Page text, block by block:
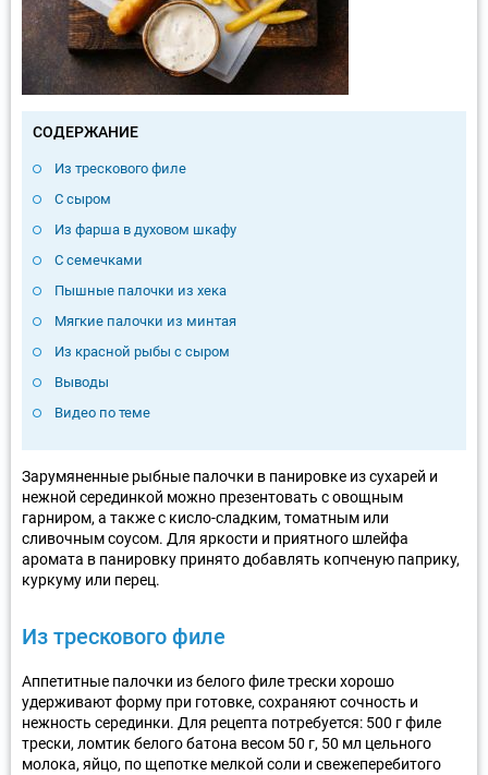
СОДЕРЖАНИЕ
Из трескового филе
С сыром
Из фарша в духовом шкафу
С семечками
Пышные палочки из хека
Мягкие палочки из минтая
Из красной рыбы с сыром
Выводы
Видео по теме
Зарумяненные рыбные палочки в панировке из сухарей и
нежной серединкой можно презентовать с овощным
гарниром, а также с кисло-сладким, томатным или
сливочным соусом. Для яркости и приятного шлейфа
аромата в панировку принято добавлять копченую паприку,
куркуму или перец.
Из трескового филе
Аппетитные палочки из белого филе трески хорошо
удерживают форму при готовке, сохраняют сочность и
нежность серединки. Для рецепта потребуется: 500 г филе
трески, ломтик белого батона весом 50 г, 50 мл цельного
молока, яйцо, по щепотке мелкой соли и свежеперебитого